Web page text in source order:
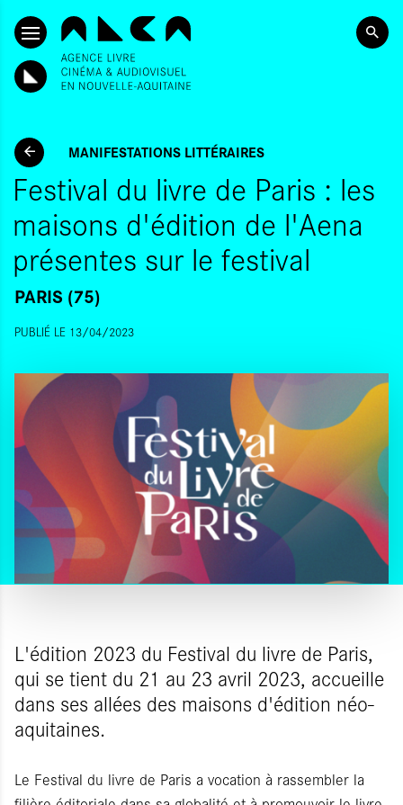
ALLER AU CONTENU PRINCIPAL
MANIFESTATIONS LITTÉRAIRES
Festival du livre de Paris : les
maisons d'édition de l'Aena
présentes sur le festival
PARIS (75)
PUBLIÉ LE 13/04/2023
L'édition 2023 du Festival du livre de Paris,
qui se tient du 21 au 23 avril 2023, accueille
dans ses allées des maisons d'édition néo-
aquitaines.
Le Festival du livre de Paris a vocation à rassembler la